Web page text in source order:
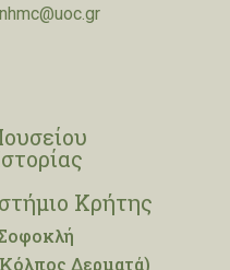
Κρήτης
Δερματά)